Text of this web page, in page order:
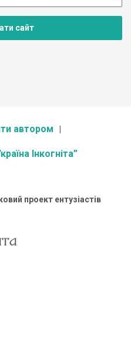
сайт
автором
Інкогніта”
проект ентузіастів